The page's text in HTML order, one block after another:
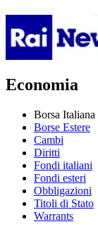
Economia
Borsa Italiana
Borse Estere
Cambi
Diritti
Fondi italiani
Fondi esteri
Obbligazioni
Titoli di Stato
Warrants